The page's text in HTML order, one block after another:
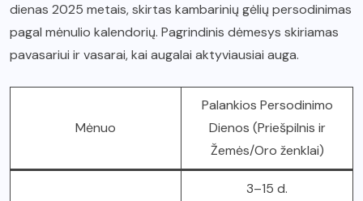
dienas 2025 metais, skirtas kambarinių gėlių persodinimas
pagal mėnulio kalendorių. Pagrindinis dėmesys skiriamas
pavasariui ir vasarai, kai augalai aktyviausiai auga.
Mėnuo
Palankios Persodinimo
Dienos (Priešpilnis ir
Žemės/Oro ženklai)
3–15 d.